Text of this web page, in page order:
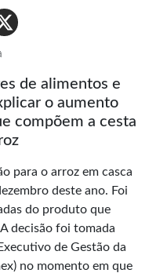
de alimentos e
o aumento
compõem a cesta
para o arroz em casca
deste ano. Foi
do produto que
decisão foi tomada
de Gestão da
no momento em que